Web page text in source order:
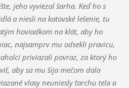
jeho vyviezol šarha. Keď ho s
a niesli na katovské lešenie, tu
hoviadkom na klát, aby ho
najsamprv mu odsekli pravicu,
priviazali povraz, za ktorý ho
aby sa mu šija mečom dala
vlasy neuniesly ťarchu tela a